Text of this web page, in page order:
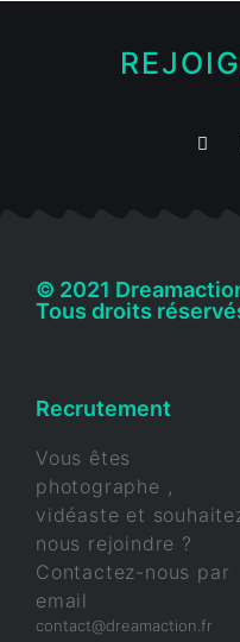
© 2021
Tous droits
Recrutement
Vous êtes
photographe ,
vidéaste et
nous rejoindre ?
Contactez-nous par
email
contact@dreamaction.fr